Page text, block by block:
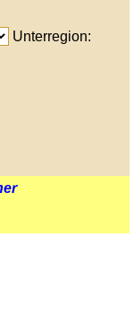
Unterregion: